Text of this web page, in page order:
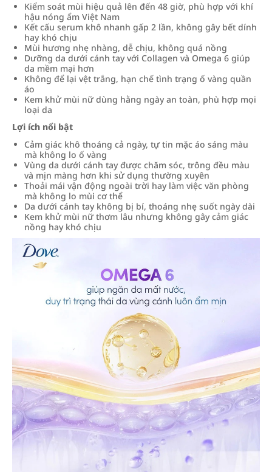
Kiểm soát mùi hiệu quả lên đến 48 giờ, phù hợp với khí
hậu nóng ẩm Việt Nam
Kết cấu serum khô nhanh gấp 2 lần, không gây bết dính
hay khó chịu
Mùi hương nhẹ nhàng, dễ chịu, không quá nồng
Dưỡng da dưới cánh tay với Collagen và Omega 6 giúp
da mềm mại hơn
Không để lại vệt trắng, hạn chế tình trạng ố vàng quần
áo
Kem khử mùi nữ dùng hằng ngày an toàn, phù hợp mọi
loại da
Lợi ích nổi bật
Cảm giác khô thoáng cả ngày, tự tin mặc áo sáng màu
mà không lo ố vàng
Vùng da dưới cánh tay được chăm sóc, trông đều màu
và mịn màng hơn khi sử dụng thường xuyên
Thoải mái vận động ngoài trời hay làm việc văn phòng
mà không lo mùi cơ thể
Da dưới cánh tay không bị bí, thoáng nhẹ suốt ngày dài
Kem khử mùi nữ thơm lâu nhưng không gây cảm giác
nồng hay khó chịu